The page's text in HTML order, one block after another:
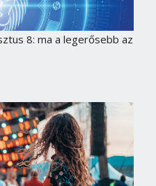
8: ma a legerősebb az